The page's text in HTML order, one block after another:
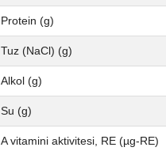
Protein (g)
Tuz (NaCl) (g)
Alkol (g)
Su (g)
A vitamini aktivitesi, RE (µg-RE)